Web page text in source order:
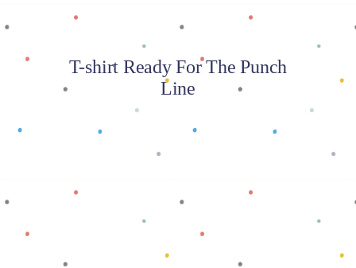
T-shirt Ready For The Punch
Line
Baca selengkapnya